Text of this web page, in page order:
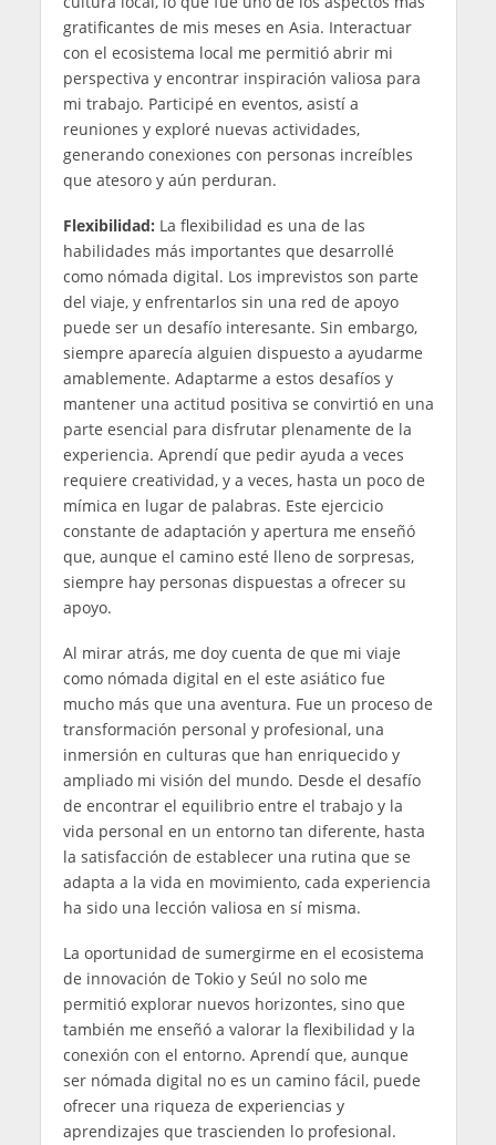
gratificantes de mis meses en Asia. Interactuar
con el ecosistema local me permitió abrir mi
perspectiva y encontrar inspiración valiosa para
mi trabajo. Participé en eventos, asistí a
reuniones y exploré nuevas actividades,
generando conexiones con personas increíbles
que atesoro y aún perduran.
Flexibilidad: La flexibilidad es una de las
habilidades más importantes que desarrollé
como nómada digital. Los imprevistos son parte
del viaje, y enfrentarlos sin una red de apoyo
puede ser un desafío interesante. Sin embargo,
siempre aparecía alguien dispuesto a ayudarme
amablemente. Adaptarme a estos desafíos y
mantener una actitud positiva se convirtió en una
parte esencial para disfrutar plenamente de la
experiencia. Aprendí que pedir ayuda a veces
requiere creatividad, y a veces, hasta un poco de
mímica en lugar de palabras. Este ejercicio
constante de adaptación y apertura me enseñó
que, aunque el camino esté lleno de sorpresas,
siempre hay personas dispuestas a ofrecer su
apoyo.
Al mirar atrás, me doy cuenta de que mi viaje
como nómada digital en el este asiático fue
mucho más que una aventura. Fue un proceso de
transformación personal y profesional, una
inmersión en culturas que han enriquecido y
ampliado mi visión del mundo. Desde el desafío
de encontrar el equilibrio entre el trabajo y la
vida personal en un entorno tan diferente, hasta
la satisfacción de establecer una rutina que se
adapta a la vida en movimiento, cada experiencia
ha sido una lección valiosa en sí misma.
La oportunidad de sumergirme en el ecosistema
de innovación de Tokio y Seúl no solo me
permitió explorar nuevos horizontes, sino que
también me enseñó a valorar la flexibilidad y la
conexión con el entorno. Aprendí que, aunque
ser nómada digital no es un camino fácil, puede
ofrecer una riqueza de experiencias y
aprendizajes que trascienden lo profesional.